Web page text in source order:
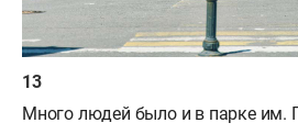
Много людей было и в парке им.